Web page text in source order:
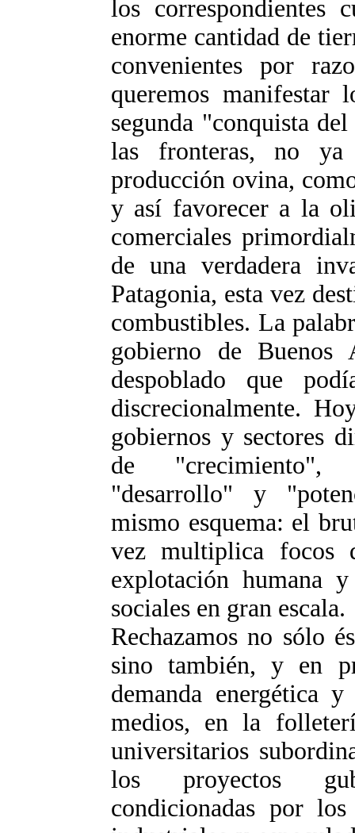
los correspondientes
enorme cantidad de
convenientes por
queremos manifestar
segunda "conquista
las fronteras, no
producción ovina,
y así favorecer a la
comerciales
de una verdadera
Patagonia, esta vez
combustibles. La
gobierno de
despoblado que
discrecionalmente.
gobiernos y sectores
de "crecimiento",
"desarrollo" y
mismo esquema: el
vez multiplica focos
explotación humana
sociales en gran escala.
Rechazamos no sólo
sino también, y en
demanda energética
medios, en la
universitarios
los proyectos
condicionadas por